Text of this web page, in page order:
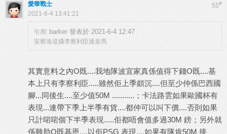
55#
愛華戰士
2021-6-4 13:41:21
引用: barker 發表於 2021-6-4 12:47
安察洛堤撬李察利臣過皇馬
其實意料之內O既....我地隊波宜家真係值得下錢O既....基
本上只有李察利臣.....雖然佢上季頗沉....但至少仲係巴西國
腳...同後生....至少值50M ...........；卡法路雲如果歐國杯有
表現...連帶下季上半季有貨....都仲可以叫下價....否則如果
只計啱啱個下半季表現.....佢都唔會值多過30M 鎊；另外就
係雞肋O既基恩....以佢PSG 表現....如果有隊肯50M 接